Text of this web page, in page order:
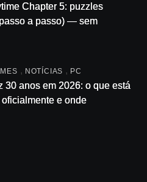
Chapter 5: puzzles
a passo) — sem
, NOTÍCIAS , PC
30 anos em 2026: o que está
e onde